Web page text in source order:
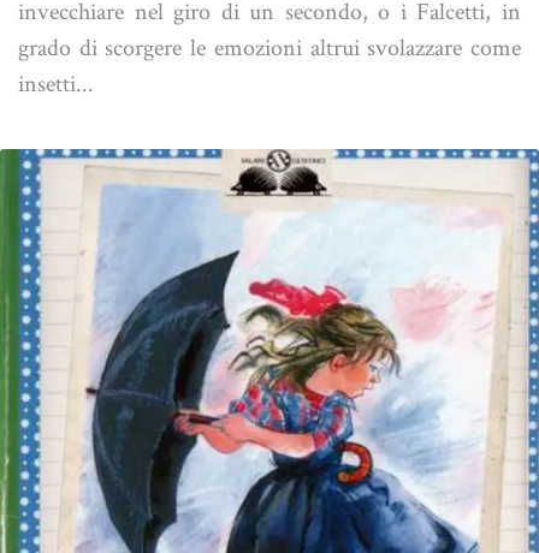
invecchiare nel giro di un secondo, o i Falcetti, in
grado di scorgere le emozioni altrui svolazzare come
insetti...